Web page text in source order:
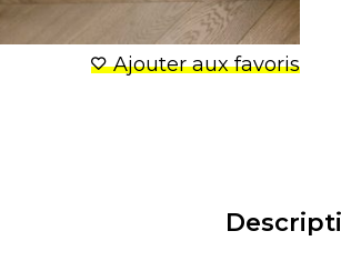
Ajouter aux favoris